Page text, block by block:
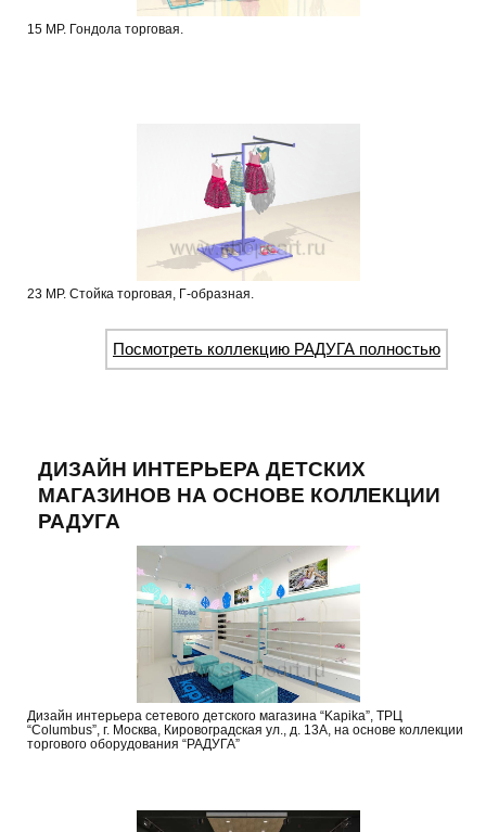
15 МР. Гондола торговая.
23 МР. Стойка торговая, Г-образная.
Посмотреть коллекцию РАДУГА полностью
ДИЗАЙН ИНТЕРЬЕРА ДЕТСКИХ
МАГАЗИНОВ НА ОСНОВЕ КОЛЛЕКЦИИ
РАДУГА
Дизайн интерьера сетевого детского магазина “Kapika”, ТРЦ
“Columbus”, г. Москва, Кировоградская ул., д. 13А, на основе коллекции
торгового оборудования “РАДУГА”